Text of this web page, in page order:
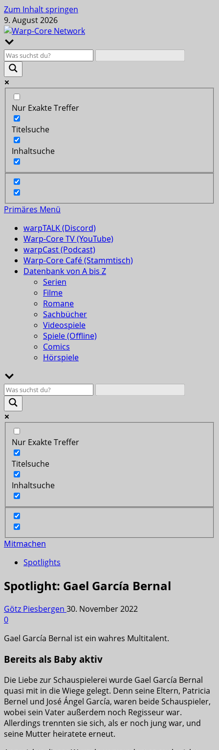
Zum Inhalt springen
9. August 2026
Nur Exakte Treffer
Titelsuche
Inhaltsuche
Primäres Menü
warpTALK (Discord)
Warp-Core TV (YouTube)
warpCast (Podcast)
Warp-Core Café (Stammtisch)
Datenbank von A bis Z
Serien
Filme
Romane
Sachbücher
Videospiele
Spiele (Offline)
Comics
Hörspiele
Nur Exakte Treffer
Titelsuche
Inhaltsuche
Mitmachen
Spotlights
Spotlight: Gael García Bernal
Götz Piesbergen 30. November 2022
0
Gael García Bernal ist ein wahres Multitalent.
Bereits als Baby aktiv
Die Liebe zur Schauspielerei wurde Gael García Bernal
quasi mit in die Wiege gelegt. Denn seine Eltern, Patricia
Bernel und José Ángel García, waren beide Schauspieler,
wobei sein Vater außerdem noch Regisseur war.
Allerdings trennten sie sich, als er noch jung war, und
seine Mutter heiratete erneut.